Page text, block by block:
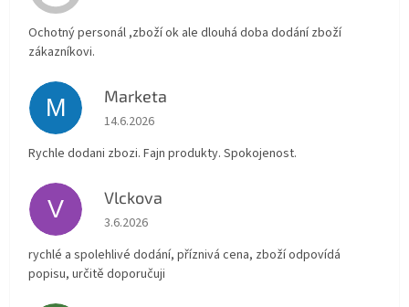
Ochotný personál ,zboží ok ale dlouhá doba dodání zboží
zákazníkovi.
M Marketa
Hodnocení obchodu je 5 z 5 hvězdiček.
14.6.2026
Rychle dodani zbozi. Fajn produkty. Spokojenost.
V Vlckova
Hodnocení obchodu je 5 z 5 hvězdiček.
3.6.2026
rychlé a spolehlivé dodání, příznivá cena, zboží odpovídá
popisu, určitě doporučuji